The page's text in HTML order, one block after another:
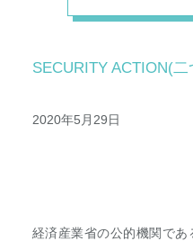
SECURITY ACTION(二
2020年5月29日
経済産業省の公的機関で